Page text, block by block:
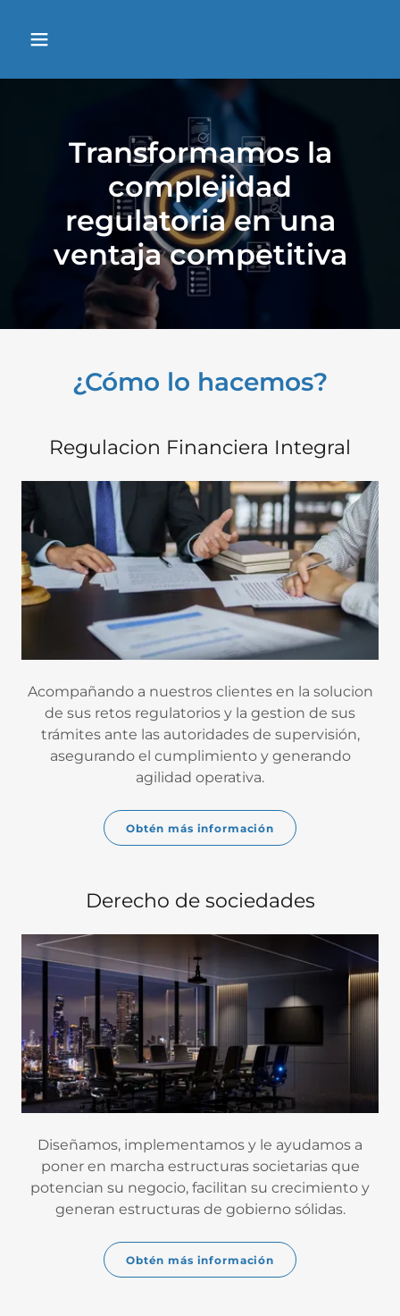
Transformamos la
complejidad
regulatoria en una
ventaja competitiva
¿Cómo lo hacemos?
Regulacion Financiera Integral
Acompañando a nuestros clientes en la solucion
de sus retos regulatorios y la gestion de sus
trámites ante las autoridades de supervisión,
asegurando el cumplimiento y generando
agilidad operativa.
Obtén más información
Derecho de sociedades
Diseñamos, implementamos y le ayudamos a
poner en marcha estructuras societarias que
potencian su negocio, facilitan su crecimiento y
generan estructuras de gobierno sólidas.
Obtén más información